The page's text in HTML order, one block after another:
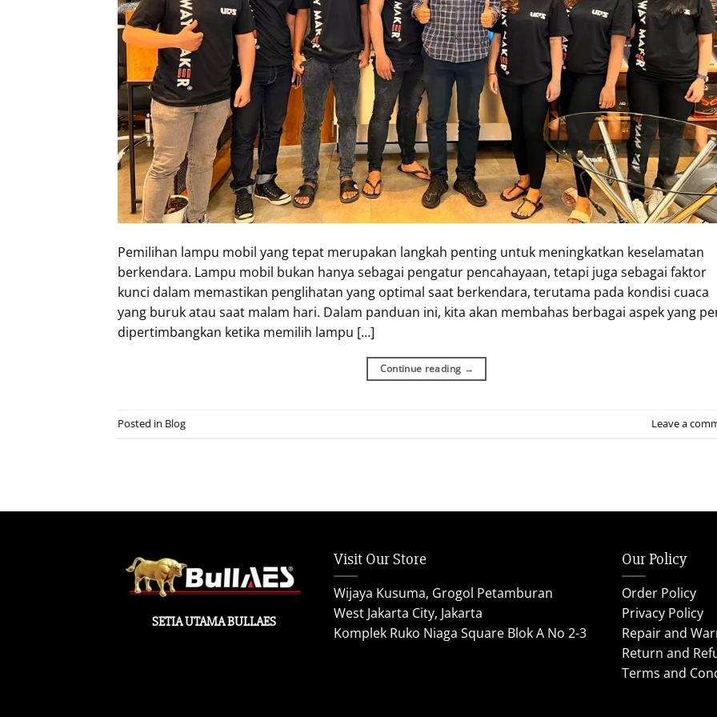
Pemilihan lampu mobil yang tepat merupakan langkah penting untuk meningkatkan keselamatan
berkendara. Lampu mobil bukan hanya sebagai pengatur pencahayaan, tetapi juga sebagai faktor
kunci dalam memastikan penglihatan yang optimal saat berkendara, terutama pada kondisi cuaca
yang buruk atau saat malam hari. Dalam panduan ini, kita akan membahas berbagai aspek yang
dipertimbangkan ketika memilih lampu […]
Continue reading →
Posted in Blog Leave a
SETIA UTAMA BULLAES
Visit Our Store
Wijaya Kusuma, Grogol Petamburan
West Jakarta City, Jakarta
Komplek Ruko Niaga Square Blok A No 2-3
Our Policy
Order Policy
Privacy Policy
Repair and
Return and
Terms and